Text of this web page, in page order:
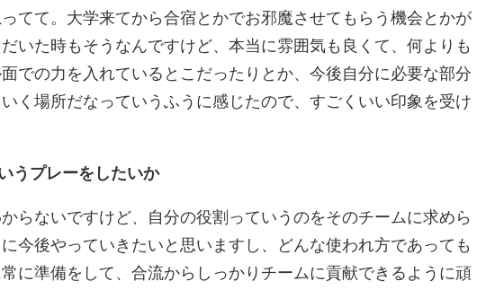
てて。大学来てから合宿とかでお邪魔させてもらう機会とかが
いた時もそうなんですけど、本当に雰囲気も良くて、何よりも
での力を入れているとこだったりとか、今後自分に必要な部分
く場所だなっていうふうに感じたので、すごくいい印象を受け
うプレーをしたいか
らないですけど、自分の役割っていうのをそのチームに求めら
今後やっていきたいと思いますし、どんな使われ方であっても
に準備をして、合流からしっかりチームに貢献できるように頑